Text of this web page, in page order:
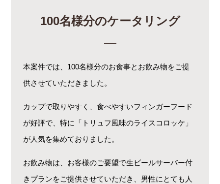
100名様分のケータリング
本案件では、100名様分のお食事とお飲み物をご提
供させていただきました。
カップで取りやすく、食べやすいフィンガーフード
が好評で、特に「トリュフ風味のライスコロッケ」
が人気を集めておりました。
お飲み物は、お客様のご要望で生ビールサーバー付
きプランをご提供させていただき、男性にとても人